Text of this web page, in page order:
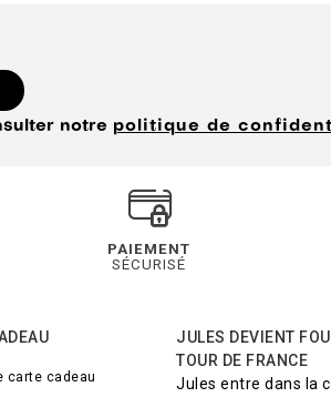
notre politique de
PAIEMENT
SÉCURISÉ
carte cadeau
JULES DEVIENT
TOUR DE FRANCE
Jules entre dans la